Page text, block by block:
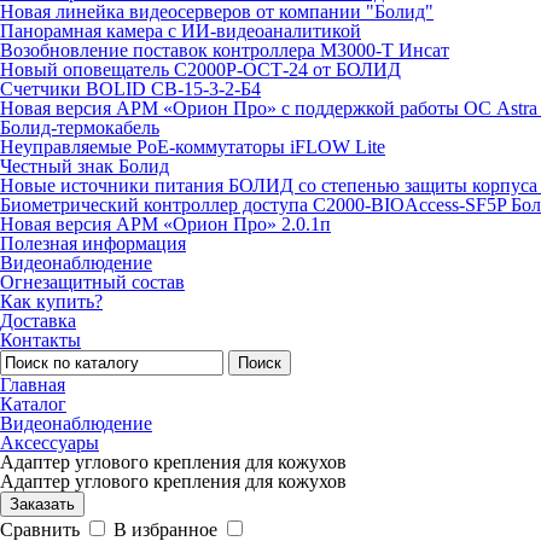
Новая линейка видеосерверов от компании "Болид"
Панорамная камера с ИИ-видеоаналитикой
Возобновление поставок контроллера М3000-Т Инсат
Новый оповещатель С2000Р-ОСТ-24 от БОЛИД
Счетчики BOLID СВ-15-3-2-Б4
Новая версия АРМ «Орион Про» с поддержкой работы ОС
Болид-термокабель
Неуправляемые PoE-коммутаторы iFLOW Lite
Честный знак Болид
Новые источники питания БОЛИД со степенью защиты корпуса
Биометрический контроллер доступа С2000-BIOAccess-SF5P
Новая версия АРМ «Орион Про» 2.0.1п
Полезная информация
Видеонаблюдение
Огнезащитный состав
Как купить?
Доставка
Контакты
Поиск
Главная
Каталог
Видеонаблюдение
Аксессуары
Адаптер углового крепления для кожухов
Адаптер углового крепления для кожухов
Заказать
Сравнить
В избранное